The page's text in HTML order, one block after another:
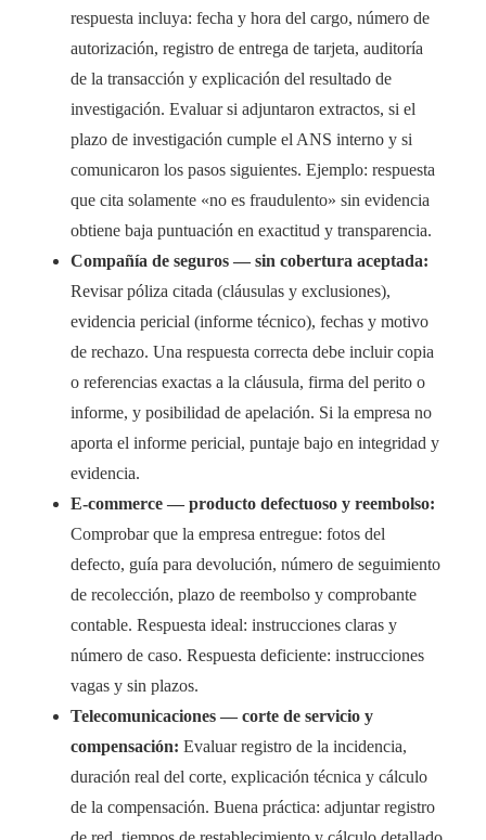
respuesta incluya: fecha y hora del cargo, número de
autorización, registro de entrega de tarjeta, auditoría
de la transacción y explicación del resultado de
investigación. Evaluar si adjuntaron extractos, si el
plazo de investigación cumple el ANS interno y si
comunicaron los pasos siguientes. Ejemplo: respuesta
que cita solamente «no es fraudulento» sin evidencia
obtiene baja puntuación en exactitud y transparencia.
Compañía de seguros — sin cobertura aceptada:
Revisar póliza citada (cláusulas y exclusiones),
evidencia pericial (informe técnico), fechas y motivo
de rechazo. Una respuesta correcta debe incluir copia
o referencias exactas a la cláusula, firma del perito o
informe, y posibilidad de apelación. Si la empresa no
aporta el informe pericial, puntaje bajo en integridad y
evidencia.
E-commerce — producto defectuoso y reembolso:
Comprobar que la empresa entregue: fotos del
defecto, guía para devolución, número de seguimiento
de recolección, plazo de reembolso y comprobante
contable. Respuesta ideal: instrucciones claras y
número de caso. Respuesta deficiente: instrucciones
vagas y sin plazos.
Telecomunicaciones — corte de servicio y
compensación: Evaluar registro de la incidencia,
duración real del corte, explicación técnica y cálculo
de la compensación. Buena práctica: adjuntar registro